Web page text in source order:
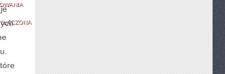
ZDROWIE
I
REHABILITACJA